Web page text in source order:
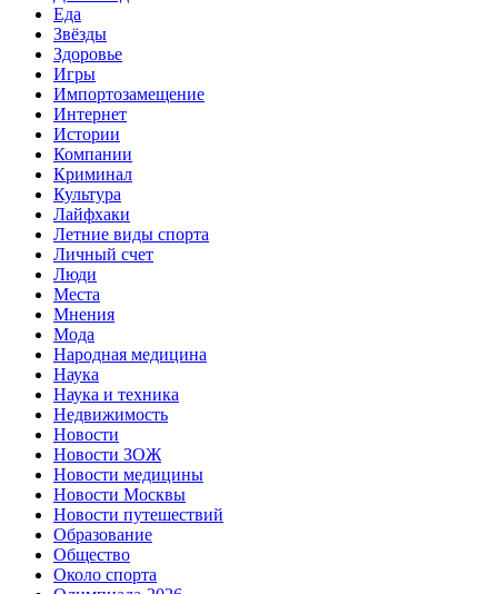
Еда
Звёзды
Здоровье
Игры
Импортозамещение
Интернет
Истории
Компании
Криминал
Культура
Лайфхаки
Летние виды спорта
Личный счет
Люди
Места
Мнения
Мода
Народная медицина
Наука
Наука и техника
Недвижимость
Новости
Новости ЗОЖ
Новости медицины
Новости Москвы
Новости путешествий
Образование
Общество
Около спорта